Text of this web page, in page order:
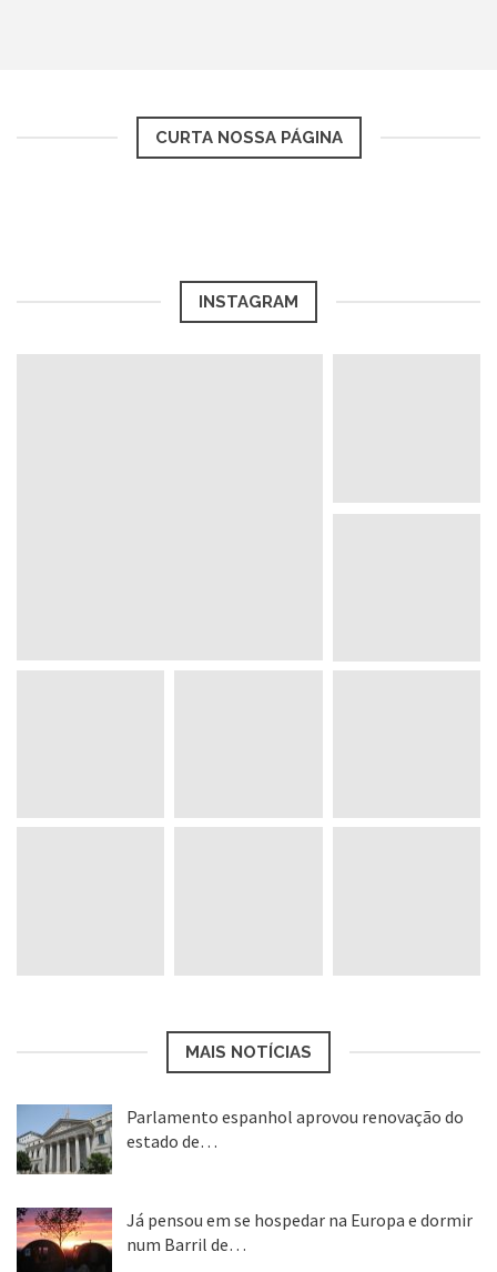
CURTA NOSSA PÁGINA
INSTAGRAM
MAIS NOTÍCIAS
Parlamento espanhol aprovou renovação do
estado de…
Já pensou em se hospedar na Europa e dormir
num Barril de…